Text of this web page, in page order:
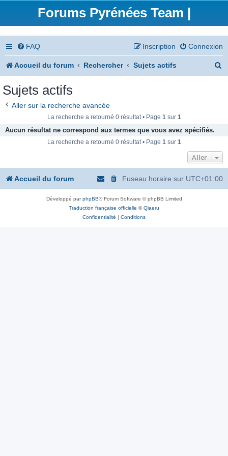
Forums Pyrénées Team |
FAQ Connexion
Inscription
Accueil du forum Rechercher Sujets actifs
e
Sujets actifs
Aller sur la recherche avancée
La recherche a retourné 0 résultat • Page 1sur 1
Aucun résultat ne correspond aux termes que vous avez spécifiés.
La recherche a retourné 0 résultat • Page 1sur 1
Aller
Accueil du forum Fuseau horaire sur UTC+01:00
Développé parphpBB® Forum Software © phpBB Limited
Traduction française officielle ©Qiaeru
Confidentialité | Conditions